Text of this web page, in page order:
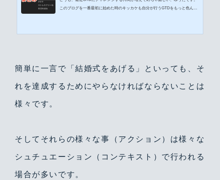
このブログを一番最初に始めた時のキッカケも自分が行うGTDをもっと色んな
らです。今回過去に書いたGTDのシリーズを現在(2018年9月)出ている最新版の
簡単に一言で「結婚式をあげる」といっても、そ
れを達成するためにやらなければならないことは
様々です。
そしてそれらの様々な事（アクション）は様々な
シュチュエーション（コンテキスト）で行われる
場合が多いです。